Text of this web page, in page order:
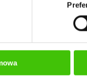
się do